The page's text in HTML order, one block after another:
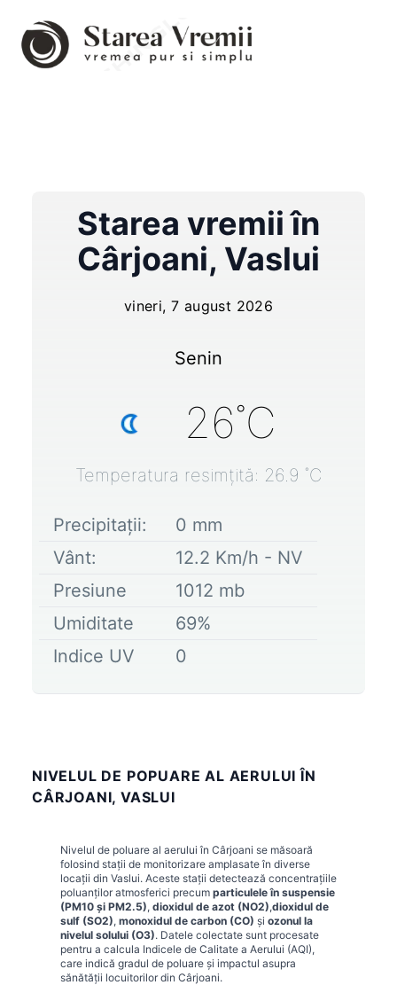
Starea vremii în
Cârjoani, Vaslui
vineri, 7 august 2026
Senin
26˚C
Temperatura resimțită: 26.9 ˚C
Precipitații: 0 mm
Vânt:
12.2 Km/h - NV
Presiune
1012 mb
Umiditate
69%
Indice UV
0
NIVELUL DE POPUARE AL AERULUI ÎN
CÂRJOANI, VASLUI
Nivelul de poluare al aerului în Cârjoani se măsoară
folosind stații de monitorizare amplasate în diverse
locații din Vaslui. Aceste stații detectează concentrațiile
poluanților atmosferici precum particulele în suspensie
(PM10 și PM2.5), dioxidul de azot (NO2),dioxidul de
sulf (SO2), monoxidul de carbon (CO) și ozonul la
nivelul solului (O3). Datele colectate sunt procesate
pentru a calcula Indicele de Calitate a Aerului (AQI),
care indică gradul de poluare și impactul asupra
sănătății locuitorilor din Cârjoani.